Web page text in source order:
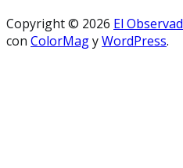
Copyright © 2026 El
con ColorMagyWordPress.